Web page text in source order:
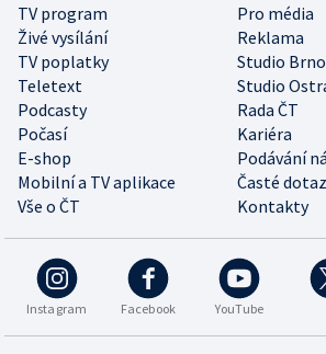
TV program
Pro média
Živé vysílání
Reklama
TV poplatky
Studio Brno
Teletext
Studio
Podcasty
Rada ČT
Počasí
Kariéra
E-shop
Podávání
Mobilní a TV aplikace
Časté
Vše o ČT
Kontakty
Instagram Facebook YouTube